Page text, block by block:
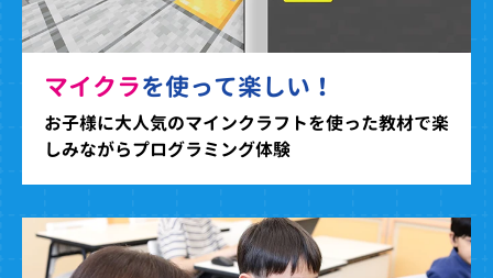
マイクラを使って楽しい！
お子様に大人気のマインクラフトを使った教材で楽
しみながらプログラミング体験